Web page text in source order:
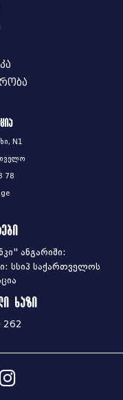
N1
78
ანგარიში:
სსიპ საქართველოს
ხაზი
262